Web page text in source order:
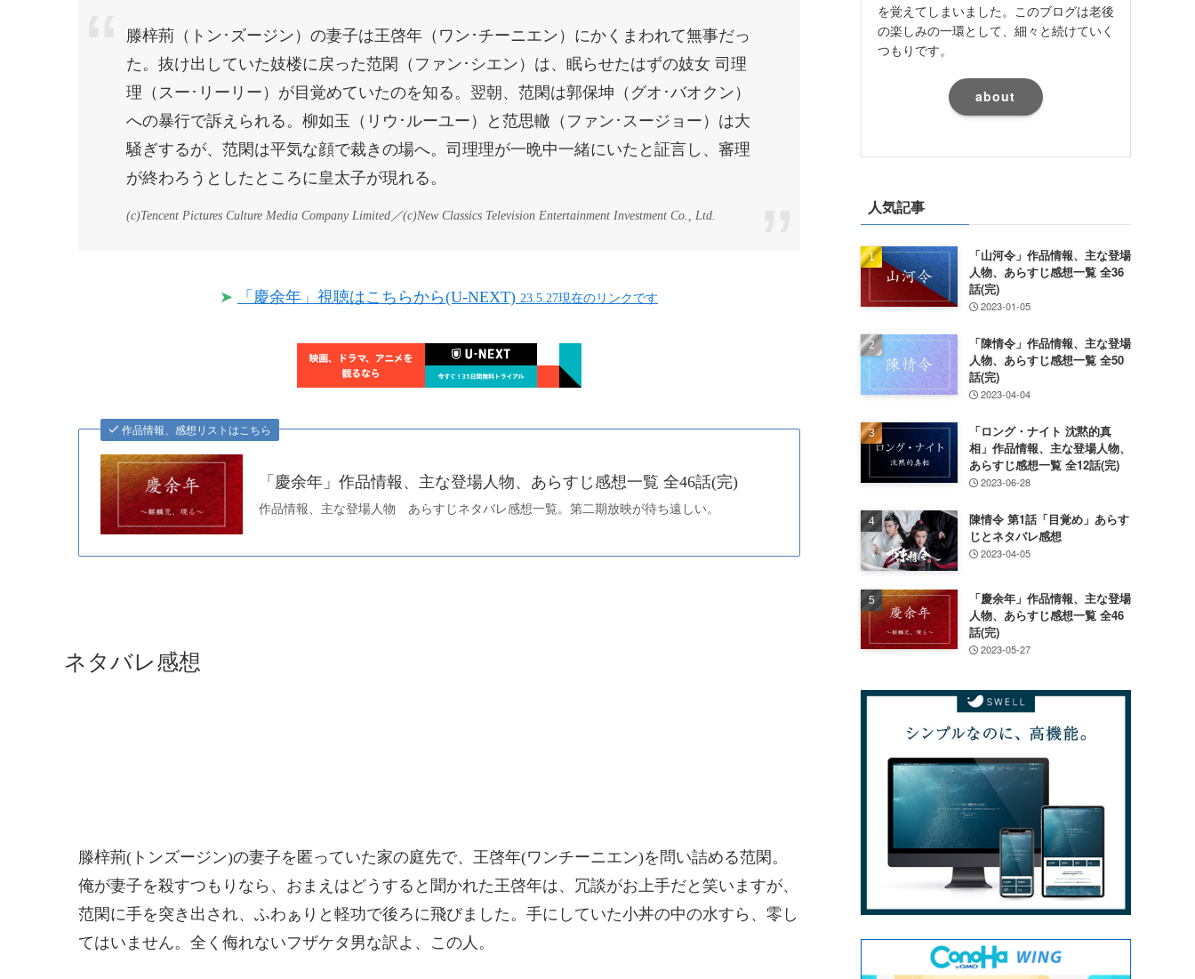
滕梓荊（トン･ズージン）の妻子は王啓年（ワン･チーニエン）にかくまわれて無事だっ
た。抜け出していた妓楼に戻った范閑（ファン･シエン）は、眠らせたはずの妓女 司理
理（スー･リーリー）が目覚めていたのを知る。翌朝、范閑は郭保坤（グオ･バオクン）
への暴行で訴えられる。柳如玉（リウ･ルーユー）と范思轍（ファン･スージョー）は大
騒ぎするが、范閑は平気な顔で裁きの場へ。司理理が一晩中一緒にいたと証言し、審理
が終わろうとしたところに皇太子が現れる。
(c)Tencent Pictures Culture Media Company Limited／(c)New Classics Television Entertainment Investment Co., Ltd.
➤ 「慶余年」視聴はこちらから(U-NEXT) 23.5.27現在のリンクです
作品情報、感想リストはこちら
「慶余年」作品情報、主な登場人物、あらすじ感想一覧 全46話(完)
作品情報、主な登場人物 あらすじネタバレ感想一覧。第二期放映が待ち遠しい。
ネタバレ感想
滕梓荊(トンズージン)の妻子を匿っていた家の庭先で、王啓年(ワンチーニエン)を問い詰める范閑。
俺が妻子を殺すつもりなら、おまえはどうすると聞かれた王啓年は、冗談がお上手だと笑いますが、
范閑に手を突き出され、ふわぁりと軽功で後ろに飛びました。手にしていた小丼の中の水すら、零し
てはいません。全く侮れないフザケタ男な訳よ、この人。
を覚えてしまいました。このブログは老後
の楽しみの一環として、細々と続けていく
つもりです。
about
人気記事
「山河令」作品情報、主な登場
人物、あらすじ感想一覧 全36
話(完)
2023-01-05
「陳情令」作品情報、主な登場
人物、あらすじ感想一覧 全50
話(完)
2023-04-04
「ロング・ナイト 沈黙的真
相」作品情報、主な登場人物、
あらすじ感想一覧 全12話(完)
2023-06-28
陳情令 第1話「目覚め」あらす
じとネタバレ感想
2023-04-05
「慶余年」作品情報、主な登場
人物、あらすじ感想一覧 全46
話(完)
2023-05-27